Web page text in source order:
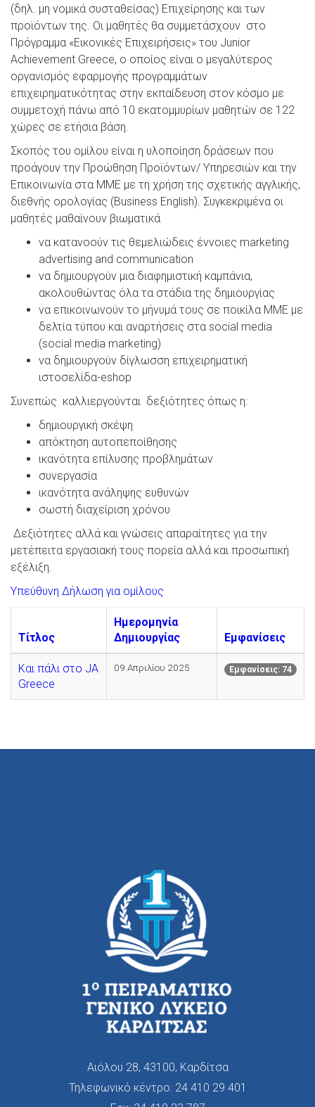
(δηλ. μη νομικά συσταθείσας) Επιχείρησης και των
προϊόντων της. Οι μαθητές θα συμμετάσχουν στο
Πρόγραμμα «Εικονικές Επιχειρήσεις» του Junior
Achievement Greece, ο οποίος είναι ο μεγαλύτερος
οργανισμός εφαρμογής προγραμμάτων
επιχειρηματικότητας στην εκπαίδευση στον κόσμο με
συμμετοχή πάνω από 10 εκατομμυρίων μαθητών σε 122
χώρες σε ετήσια βάση.
Σκοπός του ομίλου είναι η υλοποίηση δράσεων που
προάγουν την Προώθηση Προϊόντων/ Υπηρεσιών και την
Επικοινωνία στα ΜΜΕ με τη χρήση της σχετικής αγγλικής,
διεθνής ορολογίας (Business English). Συγκεκριμένα οι
μαθητές μαθαίνουν βιωματικά
να κατανοούν τις θεμελιώδεις έννοιες marketing
advertising and communication
να δημιουργούν μια διαφημιστική καμπάνια,
ακολουθώντας όλα τα στάδια της δημιουργίας
να επικοινωνούν το μήνυμά τους σε ποικίλα ΜΜΕ με
δελτία τύπου και αναρτήσεις στα social media
(social media marketing)
να δημιουργούν δίγλωσση επιχειρηματική
ιστοσελίδα-eshop
Συνεπώς καλλιεργούνται δεξιότητες όπως η:
δημιουργική σκέψη
απόκτηση αυτοπεποίθησης
ικανότητα επίλυσης προβλημάτων
συνεργασία
ικανότητα ανάληψης ευθυνών
σωστή διαχείριση χρόνου
Δεξιότητες αλλά και γνώσεις απαραίτητες για την
μετέπειτα εργασιακή τους πορεία αλλά και προσωπική
εξέλιξη.
Υπεύθυνη Δήλωση για ομίλους
Τίτλος
Ημερομηνία
Δημιουργίας
Εμφανίσεις
Και πάλι στο JA
Greece
09 Απριλίου 2025 Εμφανίσεις: 74
Αιόλου 28, 43100, Καρδίτσα
Τηλεφωνικό κέντρο: 24 410 29 401